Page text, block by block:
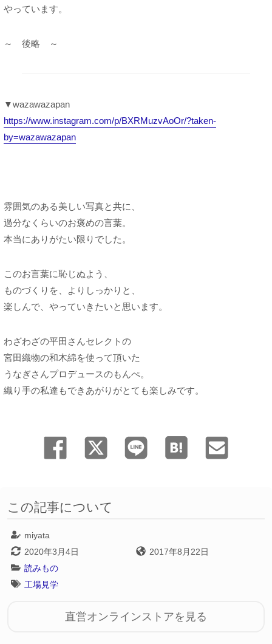
やっています。
～ 後略 ～
▼wazawazapan
https://www.instagram.com/p/BXRMuzvAoOr/?taken-
by=wazawazapan
雰囲気のある美しい写真と共に、
過分なくらいのお褒めの言葉。
本当にありがたい限りでした。
このお言葉に恥じぬよう、
ものづくりを、よりしっかりと、
楽しんで、やっていきたいと思います。
わざわざの平田さんセレクトの
宮田織物の和木綿を使って頂いた
うなぎさんプロデュースのもんぺ。
織り手の私達もできあがりがとても楽しみです。
この記事について
miyata
2020年3月4日
2017年8月22日
読みもの
工場見学
直営オンラインストアを見る